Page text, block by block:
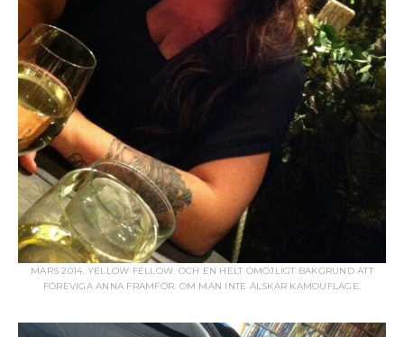
MARS 2014. YELLOW FELLOW. OCH EN HELT OMÖJLIGT BAKGRUND ATT
FÖREVIGA ANNA FRAMFÖR. OM MAN INTE ÄLSKAR KAMOUFLAGE.